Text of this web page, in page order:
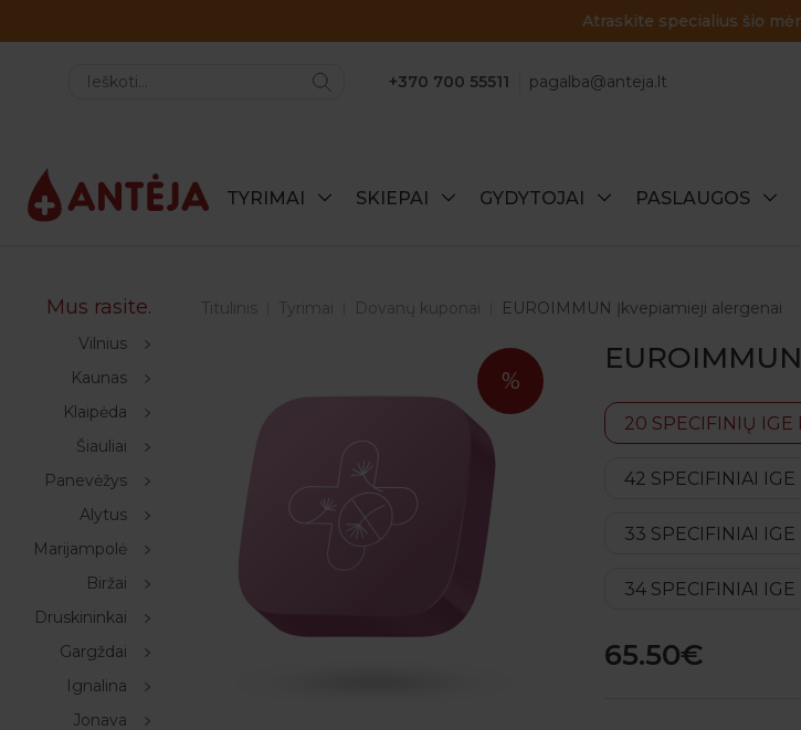
Atraskite specialius šio
+370 700 55511 pagalba@anteja.lt
TYRIMAI SKIEPAI GYDYTOJAI PASLAUGOS
Mus rasite.
Vilnius
Kaunas
Klaipėda
Šiauliai
Panevėžys
Alytus
Marijampolė
Biržai
Druskininkai
Gargždai
Ignalina
Jonava
Titulinis Tyrimai Dovanų kuponai EUROIMMUN Įkvepiamieji alergenai
%
20 SPECIFINIŲ IGE
42 SPECIFINIAI IGE
33 SPECIFINIAI IGE
34 SPECIFINIAI IGE
65.50€